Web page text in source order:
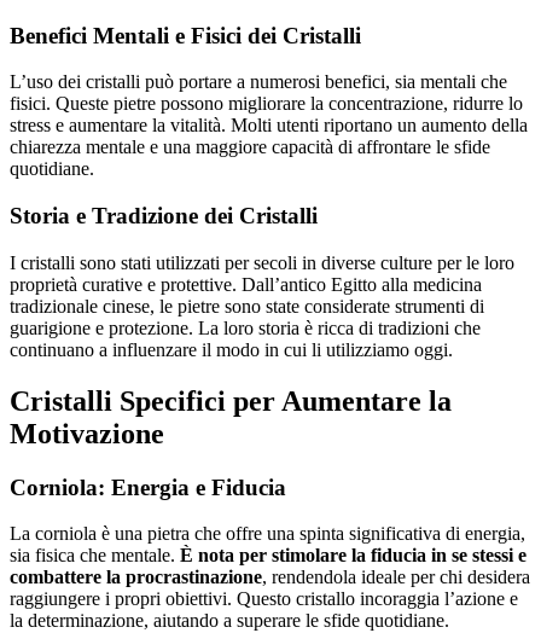
Benefici Mentali e Fisici dei Cristalli
L’uso dei cristalli può portare a numerosi benefici, sia mentali che
fisici. Queste pietre possono migliorare la concentrazione, ridurre lo
stress e aumentare la vitalità. Molti utenti riportano un aumento della
chiarezza mentale e una maggiore capacità di affrontare le sfide
quotidiane.
Storia e Tradizione dei Cristalli
I cristalli sono stati utilizzati per secoli in diverse culture per le loro
proprietà curative e protettive. Dall’antico Egitto alla medicina
tradizionale cinese, le pietre sono state considerate strumenti di
guarigione e protezione. La loro storia è ricca di tradizioni che
continuano a influenzare il modo in cui li utilizziamo oggi.
Cristalli Specifici per Aumentare la
Motivazione
Corniola: Energia e Fiducia
La corniola è una pietra che offre una spinta significativa di energia,
sia fisica che mentale. È nota per stimolare la fiducia in se stessi e
combattere la procrastinazione, rendendola ideale per chi desidera
raggiungere i propri obiettivi. Questo cristallo incoraggia l’azione e
la determinazione, aiutando a superare le sfide quotidiane.